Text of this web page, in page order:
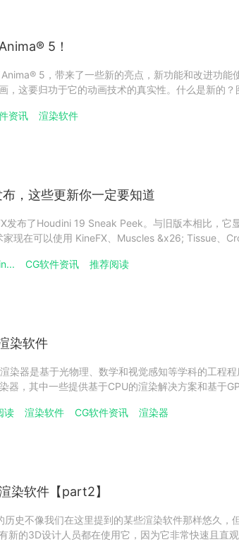
5！
5，带来了一些新的亮点，新功能和改进功能
，这要归功于它的动画技术的真实性。什么是新的？
络的人群生成系统，可提供更自然和逼真的人群运
资讯 渲染软件
，这些更新你一定要知道
发布了Houdini 19 Sneak Peek。与旧版本相比，它
现在可以使用 KineFX、Muscles &x26; Tissue、
CG软件资讯 推荐阅读
染软件
染器是基于光物理、数学和视觉感知等学科的工程
器，其中一些提供基于CPU的渲染解决方案和基于
Redshift等。一、GPU渲染的一些优点包
读 渲染软件 CG软件资讯 渲染器
染软件【part2】
史不像我们在这里提到的某些渲染软件那样悠久，
新的3D设计人员都在使用它，因为它非常快速且直